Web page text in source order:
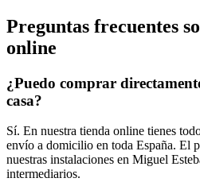
Preguntas frecuentes
online
¿Puedo comprar
casa?
Sí. En nuestra tienda online tienes
envío a domicilio en toda España. El
nuestras instalaciones en Miguel
intermediarios.